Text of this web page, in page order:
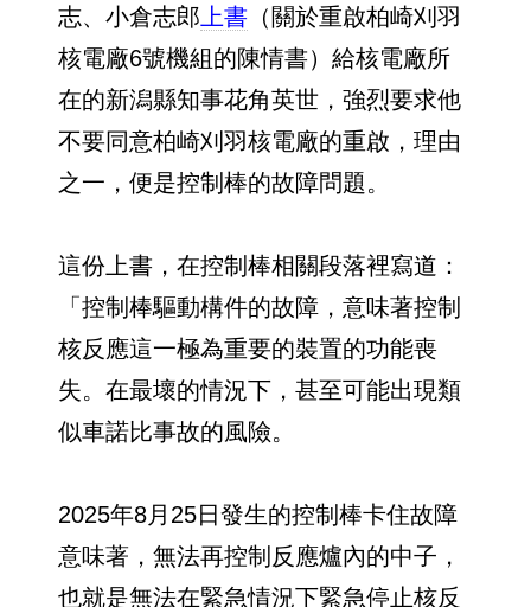
志、小倉志郎 上書（關於重啟柏崎刈羽
核電廠6號機組的陳情書）給核電廠所
在的新潟縣知事花角英世，強烈要求他
不要同意柏崎刈羽核電廠的重啟，理由
之一，便是控制棒的故障問題。
這份上書，在控制棒相關段落裡寫道：
「控制棒驅動構件的故障，意味著控制
核反應這一極為重要的裝置的功能喪
失。在最壞的情況下，甚至可能出現類
似車諾比事故的風險。
2025年8月25日發生的控制棒卡住故障
意味著，無法再控制反應爐內的中子，
也就是無法在緊急情況下緊急停止核反